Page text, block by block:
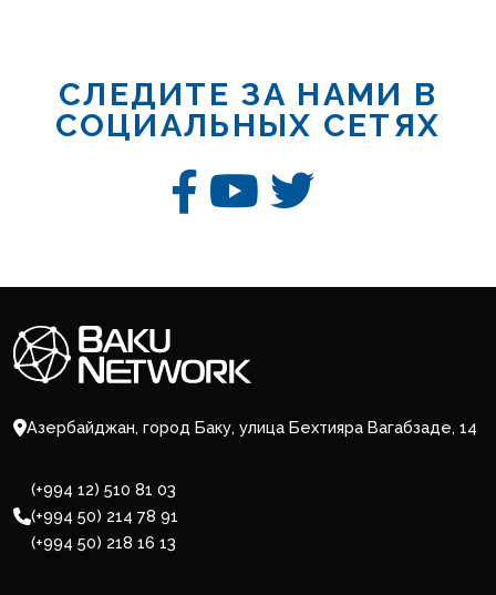
СЛЕДИТЕ ЗА НАМИ В
СОЦИАЛЬНЫХ СЕТЯХ
Азербайджан, город Баку, улица Бехтияра Вагабзаде, 14
(+994 12) 510 81 03
(+994 50) 214 78 91
(+994 50) 218 16 13